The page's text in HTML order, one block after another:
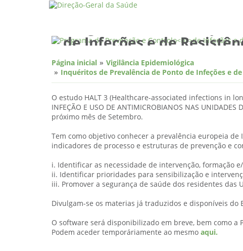
de Infeções e de
aos Antimicrobianos
Página inicial
Vigilância Epidemiológica
Inquéritos de Prevalência de Ponto de Infeções e
O estudo HALT 3 (Healthcare-associated infections in
INFEÇÃO E USO DE ANTIMICROBIANOS NAS
próximo mês de Setembro.
Tem como objetivo conhecer a prevalência europeia
indicadores de processo e estruturas de prevenção e
i. Identificar as necessidade de intervenção, formação
ii. Identificar prioridades para sensibilização e
iii. Promover a segurança de saúde dos residentes das
Divulgam-se os materias já traduzidos e disponíveis do
O software será disponibilizado em breve, bem como a
Podem aceder temporáriamente ao mesmo aqui.